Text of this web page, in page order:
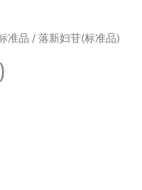
准品 / 落新妇苷(标准品)